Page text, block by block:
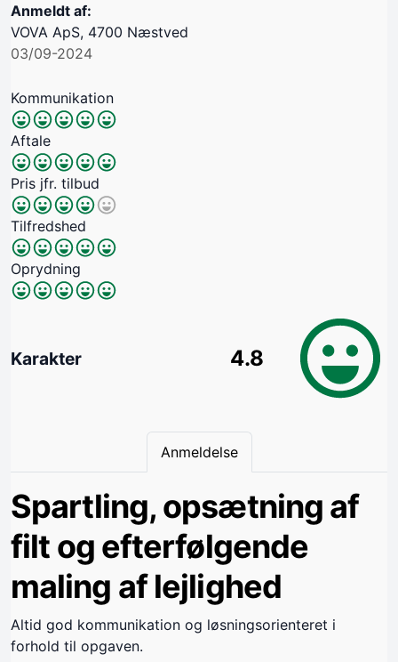
Anmeldt af:
VOVA ApS, 4700 Næstved
03/09-2024
Kommunikation
Aftale
Pris jfr. tilbud
Tilfredshed
Oprydning
Karakter 4.8
Anmeldelse
Spartling, opsætning af
filt og efterfølgende
maling af lejlighed
Altid god kommunikation og løsningsorienteret i
forhold til opgaven.